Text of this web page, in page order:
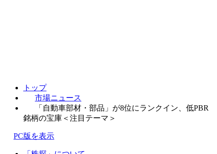
トップ
市場ニュース
「自動車部材・部品」が8位にランクイン、低PBR
銘柄の宝庫＜注目テーマ＞
PC版を表示